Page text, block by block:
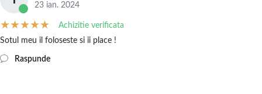
23 ian. 2024
Achizitie verificata
Sotul meu il foloseste si ii place !
Raspunde